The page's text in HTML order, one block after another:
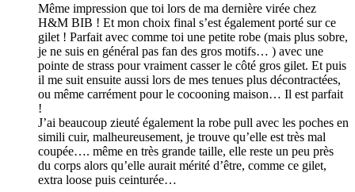
Même impression que toi lors de ma dernière virée chez
H&M BIB ! Et mon choix final s’est également porté sur ce
gilet ! Parfait avec comme toi une petite robe (mais plus sobre,
je ne suis en général pas fan des gros motifs… ) avec une
pointe de strass pour vraiment casser le côté gros gilet. Et puis
il me suit ensuite aussi lors de mes tenues plus décontractées,
ou même carrément pour le cocooning maison… Il est parfait
!
J’ai beaucoup zieuté également la robe pull avec les poches en
simili cuir, malheureusement, je trouve qu’elle est très mal
coupée…. même en très grande taille, elle reste un peu près
du corps alors qu’elle aurait mérité d’être, comme ce gilet,
extra loose puis ceinturée…